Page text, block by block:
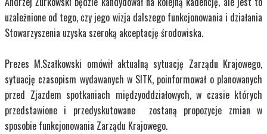
uzależnione od tego, czy jego wizja dalszego funkcjonowania i działania
Stowarzyszenia uzyska szeroką akceptację środowiska.
Prezes M.Szałkowski omówił aktualną sytuację Zarządu Krajowego,
sytuację czasopism wydawanych w SITK, poinformował o planowanych
przed Zjazdem spotkaniach międzyoddziałowych, w czasie których
przedstawione i przedyskutowane zostaną propozycje zmian w
sposobie funkcjonowania Zarządu Krajowego.